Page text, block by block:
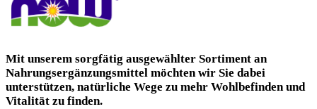
Mit unserem sorgfätig ausgewählter Sortiment an
Nahrungsergänzungsmittel möchten wir Sie dabei
unterstützen, natürliche Wege zu mehr Wohlbefinden und
Vitalität zu finden.